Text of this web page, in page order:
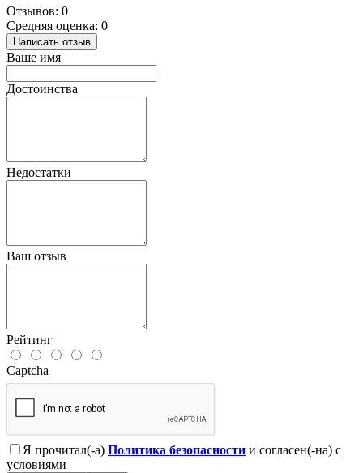
Отзывов: 0
Средняя оценка: 0
Написать отзыв
Ваше имя
Достоинства
Недостатки
Ваш отзыв
Рейтинг
Captcha
Я прочитал(-а) Политика безопасности и согласен(-на) с
условиями